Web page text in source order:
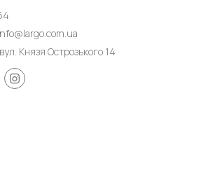
Князя Острозького 14